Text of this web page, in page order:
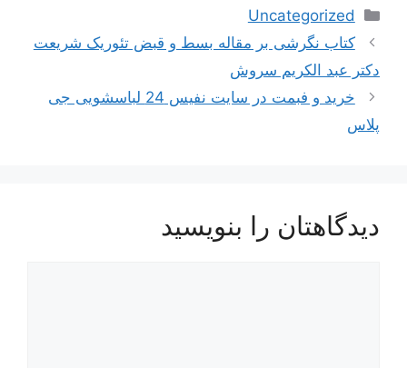
دسته‌ها
Uncategorized
ناوبری
نوشته‌ها
کتاب نگرشی بر مقاله بسط و قبض تئوریک شریعت
دکتر عبد الکریم سروش
خرید و فبمت در سایت نفیس 24 لباسشویی جی
پلاس
دیدگاهتان را بنویسید